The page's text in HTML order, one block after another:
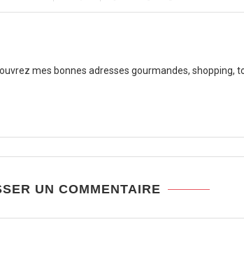
mes bonnes adresses gourmandes, shopping,
UN COMMENTAIRE